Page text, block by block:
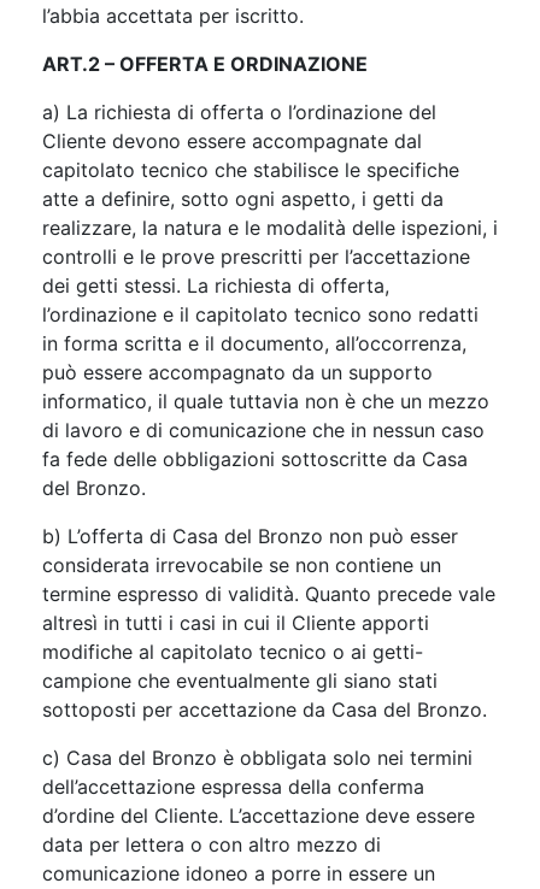
l’abbia accettata per iscritto.
ART.2 – OFFERTA E ORDINAZIONE
a) La richiesta di offerta o l’ordinazione del
Cliente devono essere accompagnate dal
capitolato tecnico che stabilisce le specifiche
atte a definire, sotto ogni aspetto, i getti da
realizzare, la natura e le modalità delle ispezioni, i
controlli e le prove prescritti per l’accettazione
dei getti stessi. La richiesta di offerta,
l’ordinazione e il capitolato tecnico sono redatti
in forma scritta e il documento, all’occorrenza,
può essere accompagnato da un supporto
informatico, il quale tuttavia non è che un mezzo
di lavoro e di comunicazione che in nessun caso
fa fede delle obbligazioni sottoscritte da Casa
del Bronzo.
b) L’offerta di Casa del Bronzo non può esser
considerata irrevocabile se non contiene un
termine espresso di validità. Quanto precede vale
altresì in tutti i casi in cui il Cliente apporti
modifiche al capitolato tecnico o ai getti-
campione che eventualmente gli siano stati
sottoposti per accettazione da Casa del Bronzo.
c) Casa del Bronzo è obbligata solo nei termini
dell’accettazione espressa della conferma
d’ordine del Cliente. L’accettazione deve essere
data per lettera o con altro mezzo di
comunicazione idoneo a porre in essere un